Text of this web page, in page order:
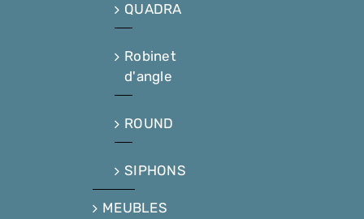
QUADRA
Robinet
d'angle
ROUND
SIPHONS
MEUBLES